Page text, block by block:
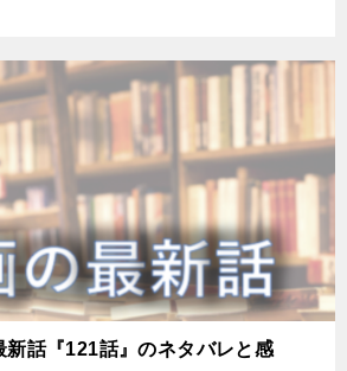
新話『121話』のネタバレと感